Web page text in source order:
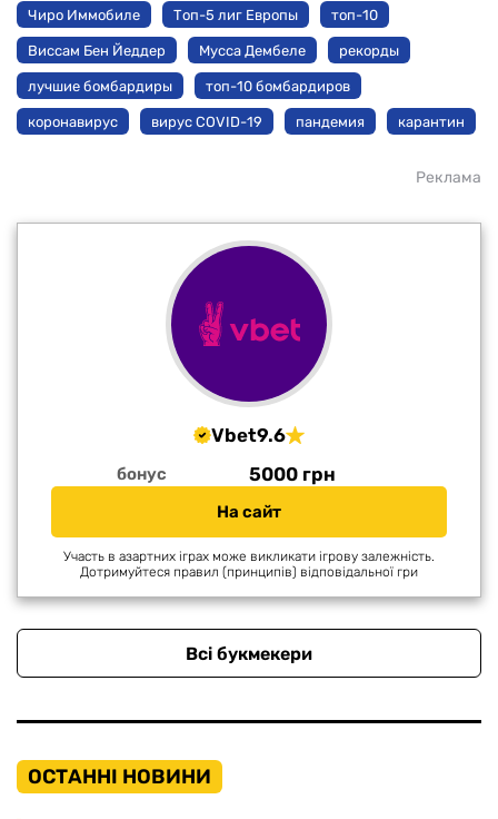
Чиро Иммобиле Топ-5 лиг Европы топ-10
Виссам Бен Йеддер Мусса Дембеле рекорды
лучшие бомбардиры топ-10 бомбардиров
коронавирус вирус COVID-19 пандемия карантин
Реклама
Vbet9.6
бонус 5000 грн
На сайт
Участь в азартних іграх може викликати ігрову залежність.
Дотримуйтеся правил (принципів) відповідальної гри
Всі букмекери
ОСТАННІ НОВИНИ